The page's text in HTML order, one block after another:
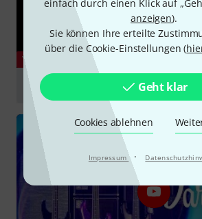
einfach durch einen Klick auf
anzeigen).
Sie können Ihre erteilte
über die Cookie-Einstellungen (
Geht klar
Cookies ablehnen
Impressum ·
YOUTUBE
The 2025 DarkRay Collection